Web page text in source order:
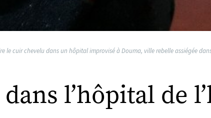
cuir chevelu dans un hôpital improvisé à Douma, ville rebelle assiégée
l’hôpital de